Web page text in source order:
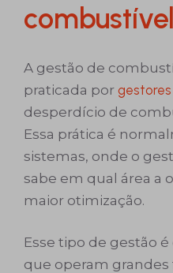
A gestão de
praticada por
desperdício de
Essa prática é
sistemas, onde o
sabe em qual área a
maior otimização.
Esse tipo de gestão
que operam grandes